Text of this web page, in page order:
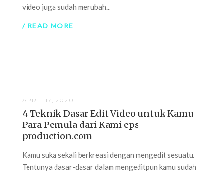
video juga sudah merubah...
/ READ MORE
APRIL 17, 2020
4 Teknik Dasar Edit Video untuk Kamu
Para Pemula dari Kami eps-
production.com
Kamu suka sekali berkreasi dengan mengedit sesuatu.
Tentunya dasar-dasar dalam mengeditpun kamu sudah